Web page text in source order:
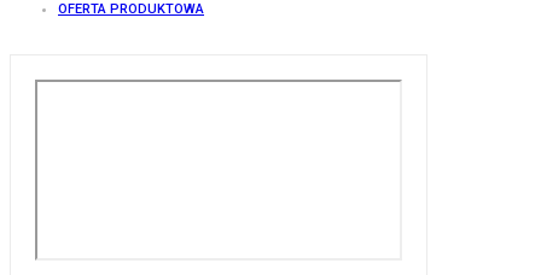
OFERTA PRODUKTOWA